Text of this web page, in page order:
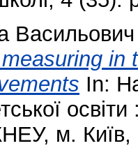
Васильович
in
In:
м.